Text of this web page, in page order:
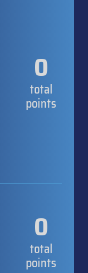
0
total
points
0
total
points